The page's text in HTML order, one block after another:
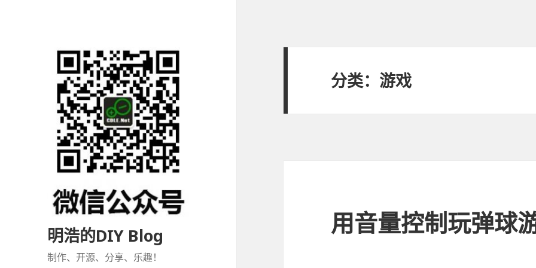
明浩的DIY Blog
制作、开源、分享、乐趣！
分类：游戏
用音量控制玩弹球